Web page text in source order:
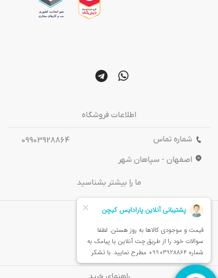
اطلاعات فروشگاه
شماره تماس
09903928864
اصفهان - سپاهان شهر
ما را بیشتر بشناسید
درباره‌ ما
تماس باما
خدمات مشتریان